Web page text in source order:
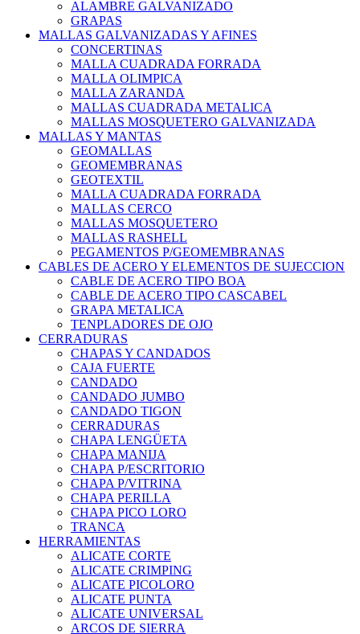
ALAMBRE GALVANIZADO
GRAPAS
MALLAS GALVANIZADAS Y AFINES
CONCERTINAS
MALLA CUADRADA FORRADA
MALLA OLIMPICA
MALLA ZARANDA
MALLAS CUADRADA METALICA
MALLAS MOSQUETERO GALVANIZADA
MALLAS Y MANTAS
GEOMALLAS
GEOMEMBRANAS
GEOTEXTIL
MALLA CUADRADA FORRADA
MALLAS CERCO
MALLAS MOSQUETERO
MALLAS RASHELL
PEGAMENTOS P/GEOMEMBRANAS
CABLES DE ACERO Y ELEMENTOS DE SUJECCION
CABLE DE ACERO TIPO BOA
CABLE DE ACERO TIPO CASCABEL
GRAPA METALICA
TENPLADORES DE OJO
CERRADURAS
CHAPAS Y CANDADOS
CAJA FUERTE
CANDADO
CANDADO JUMBO
CANDADO TIGON
CERRADURAS
CHAPA LENGÜETA
CHAPA MANIJA
CHAPA P/ESCRITORIO
CHAPA P/VITRINA
CHAPA PERILLA
CHAPA PICO LORO
TRANCA
HERRAMIENTAS
ALICATE CORTE
ALICATE CRIMPING
ALICATE PICOLORO
ALICATE PUNTA
ALICATE UNIVERSAL
ARCOS DE SIERRA